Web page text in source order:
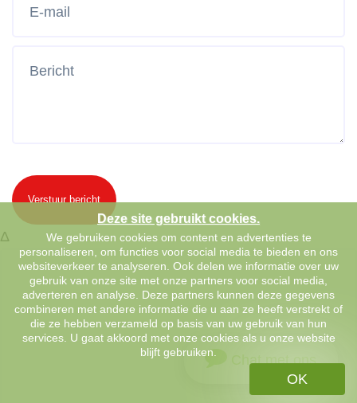
Verstuur bericht
Δ
Chat met ons
Deze site gebruikt cookies.
We gebruiken cookies om content en advertenties te
personaliseren, om functies voor social media te bieden en ons
websiteverkeer te analyseren. Ook delen we informatie over uw
gebruik van onze site met onze partners voor social media,
adverteren en analyse. Deze partners kunnen deze gegevens
combineren met andere informatie die u aan ze heeft verstrekt of
die ze hebben verzameld op basis van uw gebruik van hun
services. U gaat akkoord met onze cookies als u onze website
blijft gebruiken.
OK